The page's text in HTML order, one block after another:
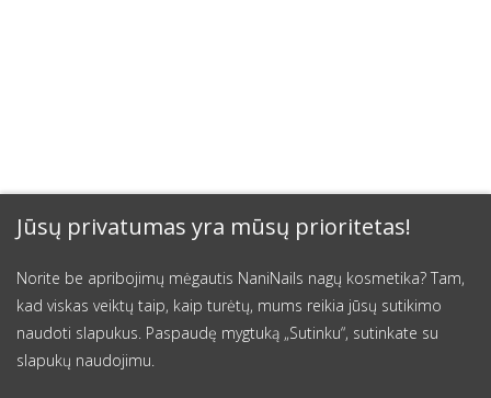
Jūsų privatumas yra mūsų prioritetas!
Norite be apribojimų mėgautis NaniNails nagų kosmetika? Tam,
kad viskas veiktų taip, kaip turėtų, mums reikia jūsų sutikimo
naudoti slapukus. Paspaudę mygtuką „Sutinku“, sutinkate su
slapukų naudojimu.